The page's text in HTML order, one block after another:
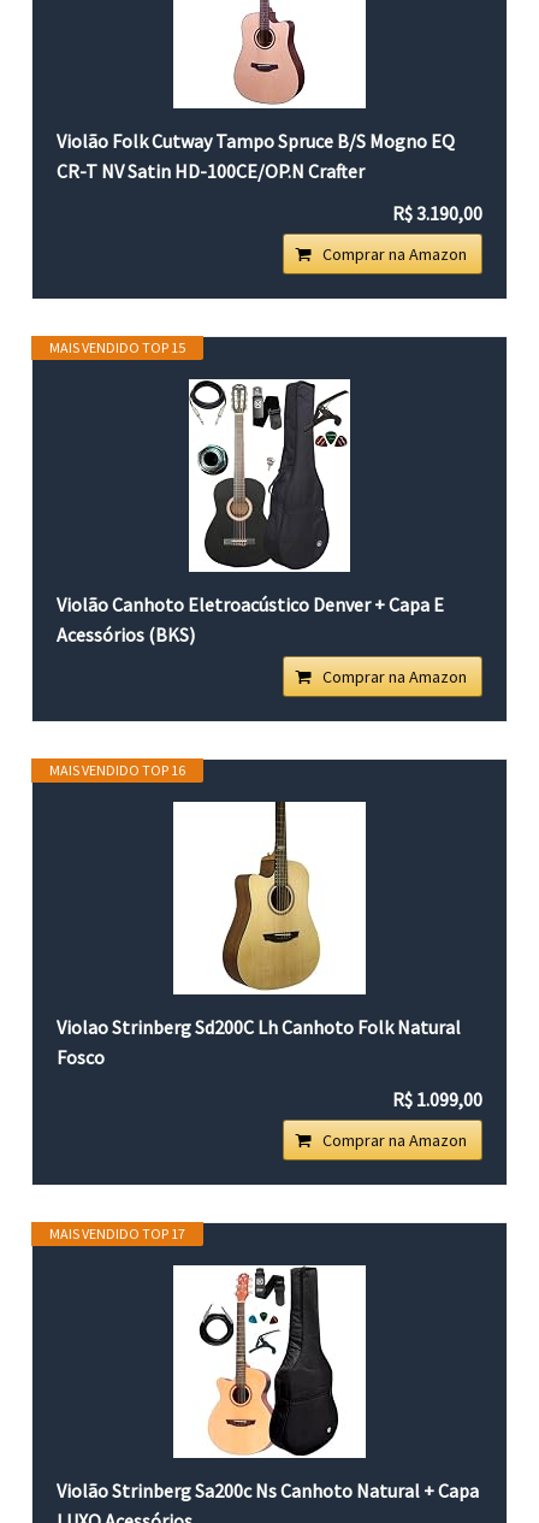
Violão Folk Cutway Tampo Spruce B/S Mogno EQ
CR-T NV Satin HD-100CE/OP.N Crafter
R$ 3.190,00
Comprar na Amazon
MAIS VENDIDO TOP 15
Violão Canhoto Eletroacústico Denver + Capa E
Acessórios (BKS)
Comprar na Amazon
MAIS VENDIDO TOP 16
Violao Strinberg Sd200C Lh Canhoto Folk Natural
Fosco
R$ 1.099,00
Comprar na Amazon
MAIS VENDIDO TOP 17
Violão Strinberg Sa200c Ns Canhoto Natural + Capa